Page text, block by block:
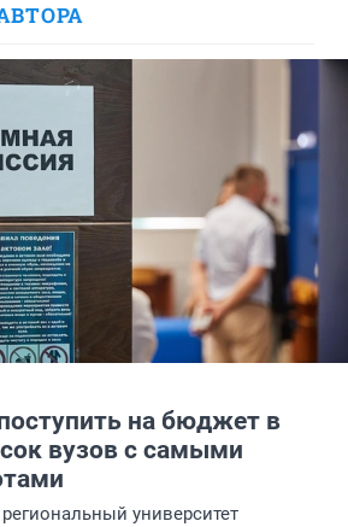
на бюджет в
вузов с самыми
университет